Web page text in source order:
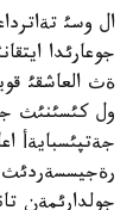
جوعارئدا
ةث العاشقئ
ول كئسئنئث
جةتپئسبايةأ